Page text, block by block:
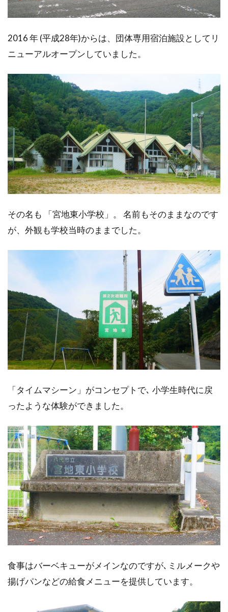
2016 年 (平成28年)からは、団体専用宿泊施設としてリ
ニューアルオープンしていました。
その名も 「宮地東小学校」。 名前もそのままなのです
が、外観も学校当時のままでした。
「タイムマシーン」がコンセプトで､ 小学生時代に戻
ったような体験ができました。
食事はバーベキューがメインなのですが､ミルメークや
揚げパンなどの給食メニューを提供しています。